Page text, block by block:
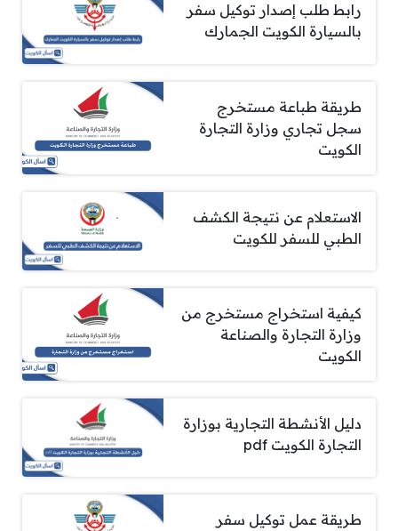
رابط طلب إصدار توكيل سفر
بالسيارة الكويت الجمارك
طريقة طباعة مستخرج
سجل تجاري وزارة التجارة
الكويت
الاستعلام عن نتيجة الكشف
الطبي للسفر للكويت
كيفية استخراج مستخرج من
وزارة التجارة والصناعة
الكويت
دليل الأنشطة التجارية بوزارة
التجارة الكويت pdf
طريقة عمل توكيل سفر